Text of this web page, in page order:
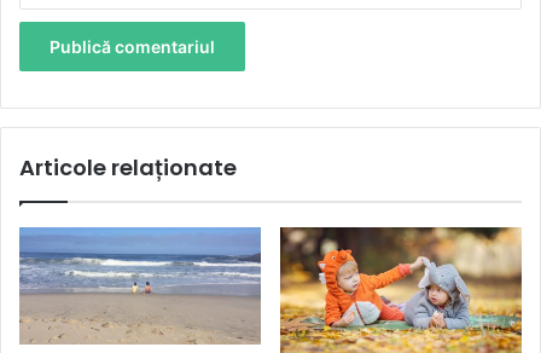
Articole relaționate